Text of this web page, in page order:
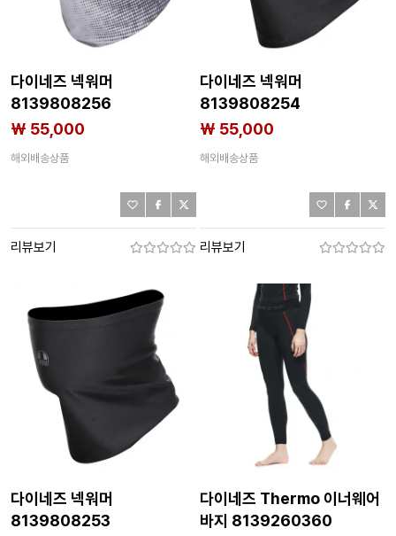
다이네즈 넥워머
8139808256
₩ 55,000
해외배송상품
리뷰보기
다이네즈 넥워머
8139808254
₩ 55,000
해외배송상품
리뷰보기
다이네즈 넥워머
8139808253
다이네즈 Thermo 이너웨어
바지 8139260360